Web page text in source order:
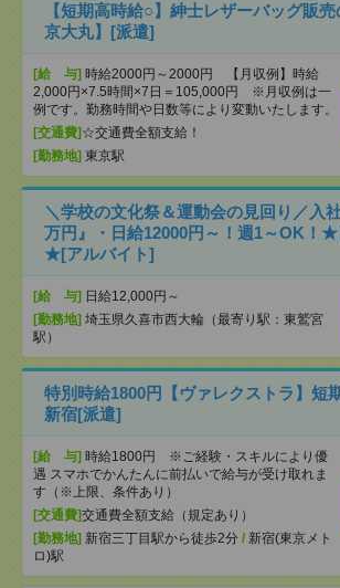
【短期高時給○】紳士レザーバッグ販
京大丸】[派遣]
[給 与] 時給2000円～2000円 【月収例】時給
2,000円×7.5時間×7日＝105,000円 ※月収例は一
例です。勤務時間や日数等により変動いたします。
[交通費] ☆交通費全額支給！
[勤務地] 東京駅
＼学校の文化祭＆運動会の見回り／入
万円』・日給12000円～！週1～OK！
★[アルバイト]
[給 与] 日給12,000円～
[勤務地] 埼玉県久喜市西大輪（最寄り駅：東鷲宮
駅）
特別時給1800円【ヴァレクストラ】短
新宿[派遣]
[給 与] 時給1800円 ※ご経験・スキルにより優
遇 スマホでかんたんに前払いで給与が受け取れま
す（※上限、条件あり）
[交通費]交通費全額支給（規定あり）
[勤務地] 新宿三丁目駅から徒歩2分 / 新宿(東京メト
ロ)駅